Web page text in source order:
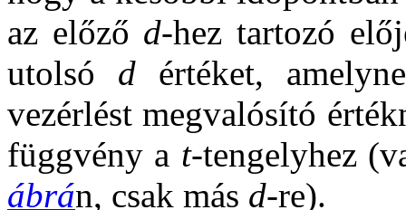
az előző d-hez tartozó
utolsó d értéket,
vezérlést megvalósító
függvény a t-tengelyhez
ábrán, csak más d-re).